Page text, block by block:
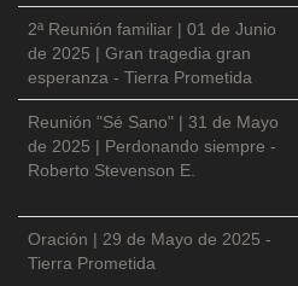
2ª Reunión familiar | 01 de Junio
de 2025 | Gran tragedia gran
esperanza - Tierra Prometida
Reunión "Sé Sano" | 31 de Mayo
de 2025 | Perdonando siempre -
Roberto Stevenson E.
Oración | 29 de Mayo de 2025 -
Tierra Prometida